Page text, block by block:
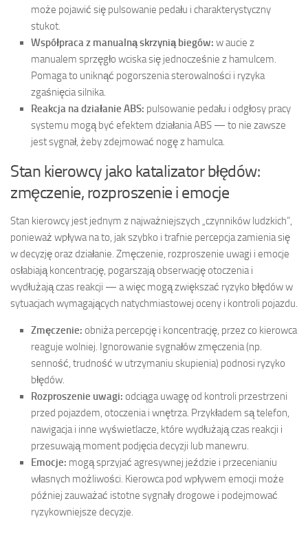
może pojawić się pulsowanie pedału i charakterystyczny
stukot.
Współpraca z manualną skrzynią biegów: w aucie z
manualem sprzęgło wciska się jednocześnie z hamulcem.
Pomaga to uniknąć pogorszenia sterowalności i ryzyka
zgaśnięcia silnika.
Reakcja na działanie ABS: pulsowanie pedału i odgłosy pracy
systemu mogą być efektem działania ABS — to nie zawsze
jest sygnał, żeby zdejmować nogę z hamulca.
Stan kierowcy jako katalizator błędów:
zmęczenie, rozproszenie i emocje
Stan kierowcy jest jednym z najważniejszych „czynników ludzkich”,
ponieważ wpływa na to, jak szybko i trafnie percepcja zamienia się
w decyzję oraz działanie. Zmęczenie, rozproszenie uwagi i emocje
osłabiają koncentrację, pogarszają obserwację otoczenia i
wydłużają czas reakcji — a więc mogą zwiększać ryzyko błędów w
sytuacjach wymagających natychmiastowej oceny i kontroli pojazdu.
Zmęczenie: obniża percepcję i koncentrację, przez co kierowca
reaguje wolniej. Ignorowanie sygnałów zmęczenia (np.
senność, trudność w utrzymaniu skupienia) podnosi ryzyko
błędów.
Rozproszenie uwagi: odciąga uwagę od kontroli przestrzeni
przed pojazdem, otoczenia i wnętrza. Przykładem są telefon,
nawigacja i inne wyświetlacze, które wydłużają czas reakcji i
przesuwają moment podjęcia decyzji lub manewru.
Emocje: mogą sprzyjać agresywnej jeździe i przecenianiu
własnych możliwości. Kierowca pod wpływem emocji może
później zauważać istotne sygnały drogowe i podejmować
ryzykowniejsze decyzje.